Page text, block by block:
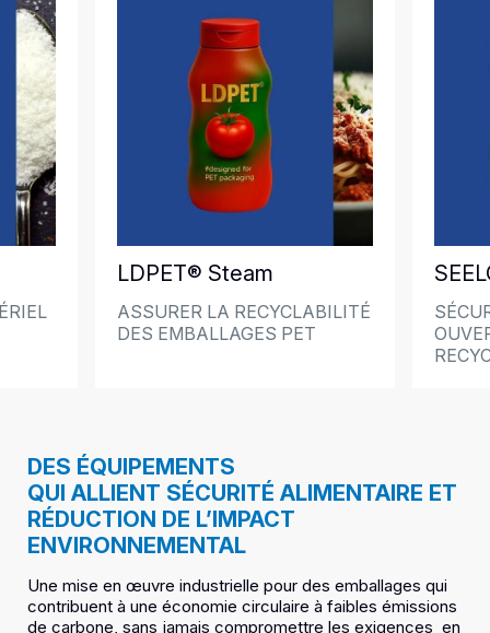
LDPET® Steam
ASSURER LA RECYCLABILITÉ
DES EMBALLAGES PET
DES ÉQUIPEMENTS
QUI ALLIENT SÉCURITÉ ALIMENTAIRE ET
RÉDUCTION DE L’IMPACT
ENVIRONNEMENTAL
Une mise en œuvre industrielle pour des emballages qui
contribuent à une économie circulaire à faibles émissions
de carbone, sans jamais compromettre les exigences en